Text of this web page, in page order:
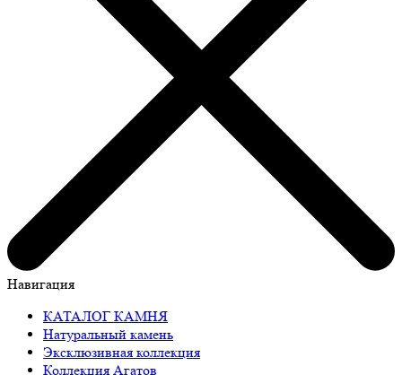
Навигация
КАТАЛОГ КАМНЯ
Натуральный камень
Эксклюзивная коллекция
Коллекция Агатов